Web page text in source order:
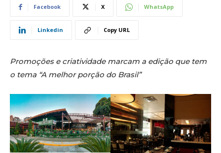
Facebook X WhatsApp
Linkedin Copy URL
Promoções e criatividade marcam a edição que tem
o tema “A melhor porção do Brasil”